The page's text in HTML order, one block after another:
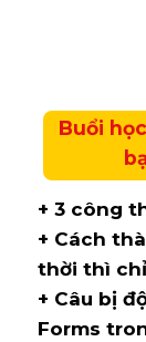
Buổi
+ 3 công
+ Cách
thời thì
+ Câu bị
Forms